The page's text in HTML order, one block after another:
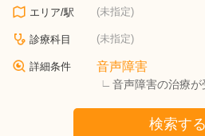
エリア/駅 (未指定)
診療科目 (未指定)
詳細条件 音声障害
音声障害の治療
検索する